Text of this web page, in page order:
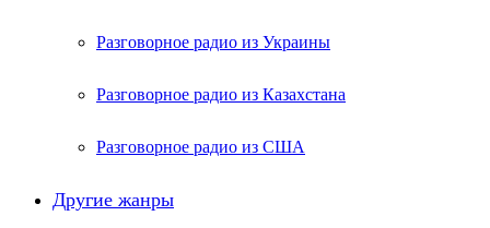
Разговорное радио из Украины
Разговорное радио из Казахстана
Разговорное радио из США
Другие жанры